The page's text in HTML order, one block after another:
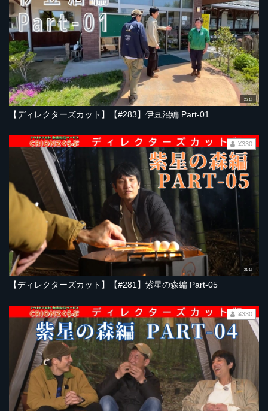
25:18
【ディレクターズカット】【#283】伊豆沼編 Part-01
21:13
【ディレクターズカット】【#281】紫星の森編 Part-05
¥330
¥330